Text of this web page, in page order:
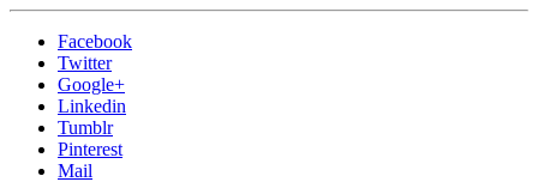
Facebook
Twitter
Google+
Linkedin
Tumblr
Pinterest
Mail